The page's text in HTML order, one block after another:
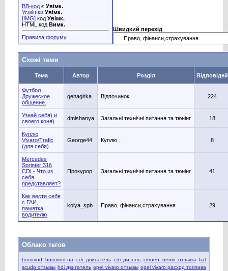
BB-код є Увімк.
Усмішки Увімк.
[IMG] код Увімк.
HTML код Вимк.
Правила форуму
Швидкий перехід
Схожі теми
Тема Автор Розділ Відповідей
Футбол.
Дружеское
общение.
genagirka Відпочинок 224
Узнай себя) и
своего коня)
dmishanya Загальні технічні питання та тюнінг 18
Куплю
Vivaro/Trafic
(для себя)
George44 Куплю... 8
Mercedes
Sprinter 316
CDI - Что из
себя
представляет?
Прокурор Загальні технічні питання та тюнінг 41
Как вести себя
с ГАИ,
памятка
водителю
kolya_spb Право, фінанси,страхування 29
Облако тегов
busovod busovod.ua cdi двигатель cdi дизель citroen nemo отзывы fiat
scudo отзывы hdi двигатель opel vivaro отзывы opel vivaro расход топлива